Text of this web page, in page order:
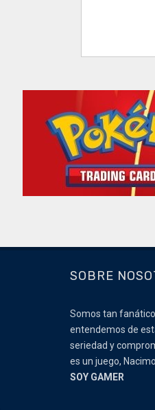
SOBRE
Somos tan
entendemos de
seriedad y
es un juego,
SOY GAMER